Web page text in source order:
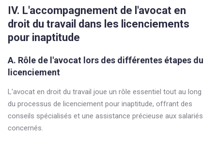
IV. L'accompagnement de l'avocat en
droit du travail dans les licenciements
pour inaptitude
A. Rôle de l'avocat lors des différentes étapes du
licenciement
L'avocat en droit du travail joue un rôle essentiel tout au long
du processus de licenciement pour inaptitude, offrant des
conseils spécialisés et une assistance précieuse aux salariés
concernés.